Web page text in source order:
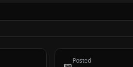
Posted